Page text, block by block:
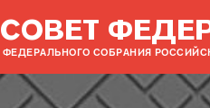
СОВЕТ
ФЕДЕРАЛЬНОГО СОБРАНИЯ